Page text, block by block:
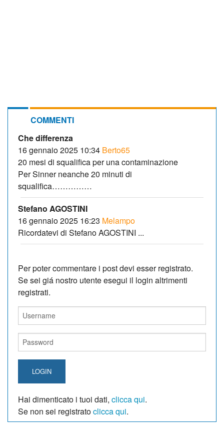
COMMENTI
Che differenza
16 gennaio 2025 10:34 Berto65
20 mesi di squalifica per una contaminazione
Per Sinner neanche 20 minuti di
squalifica……………
Stefano AGOSTINI
16 gennaio 2025 16:23 Melampo
Ricordatevi di Stefano AGOSTINI ...
Per poter commentare i post devi esser registrato.
Se sei giá nostro utente esegui il login altrimenti
registrati.
LOGIN
Hai dimenticato i tuoi dati, clicca qui.
Se non sei registratoclicca qui.